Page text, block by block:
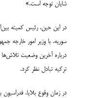
شایان توجه است.»
در این حین، رئیس کمیته
سوریه، با وزیر امور خارجه
درباره آخرین وضعیت تلاش‌­ها
ترکیه تبادل نظر کرد.
در زمان وقوع بلایا،